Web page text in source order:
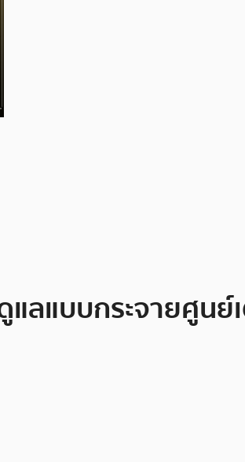
ลแบบกระจายศูนย์